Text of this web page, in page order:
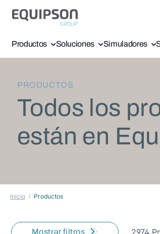
Productos Soluciones Simuladores
PRODUCTOS
Todos los
están en
Inicio Productos
Mostrar filtros 2974